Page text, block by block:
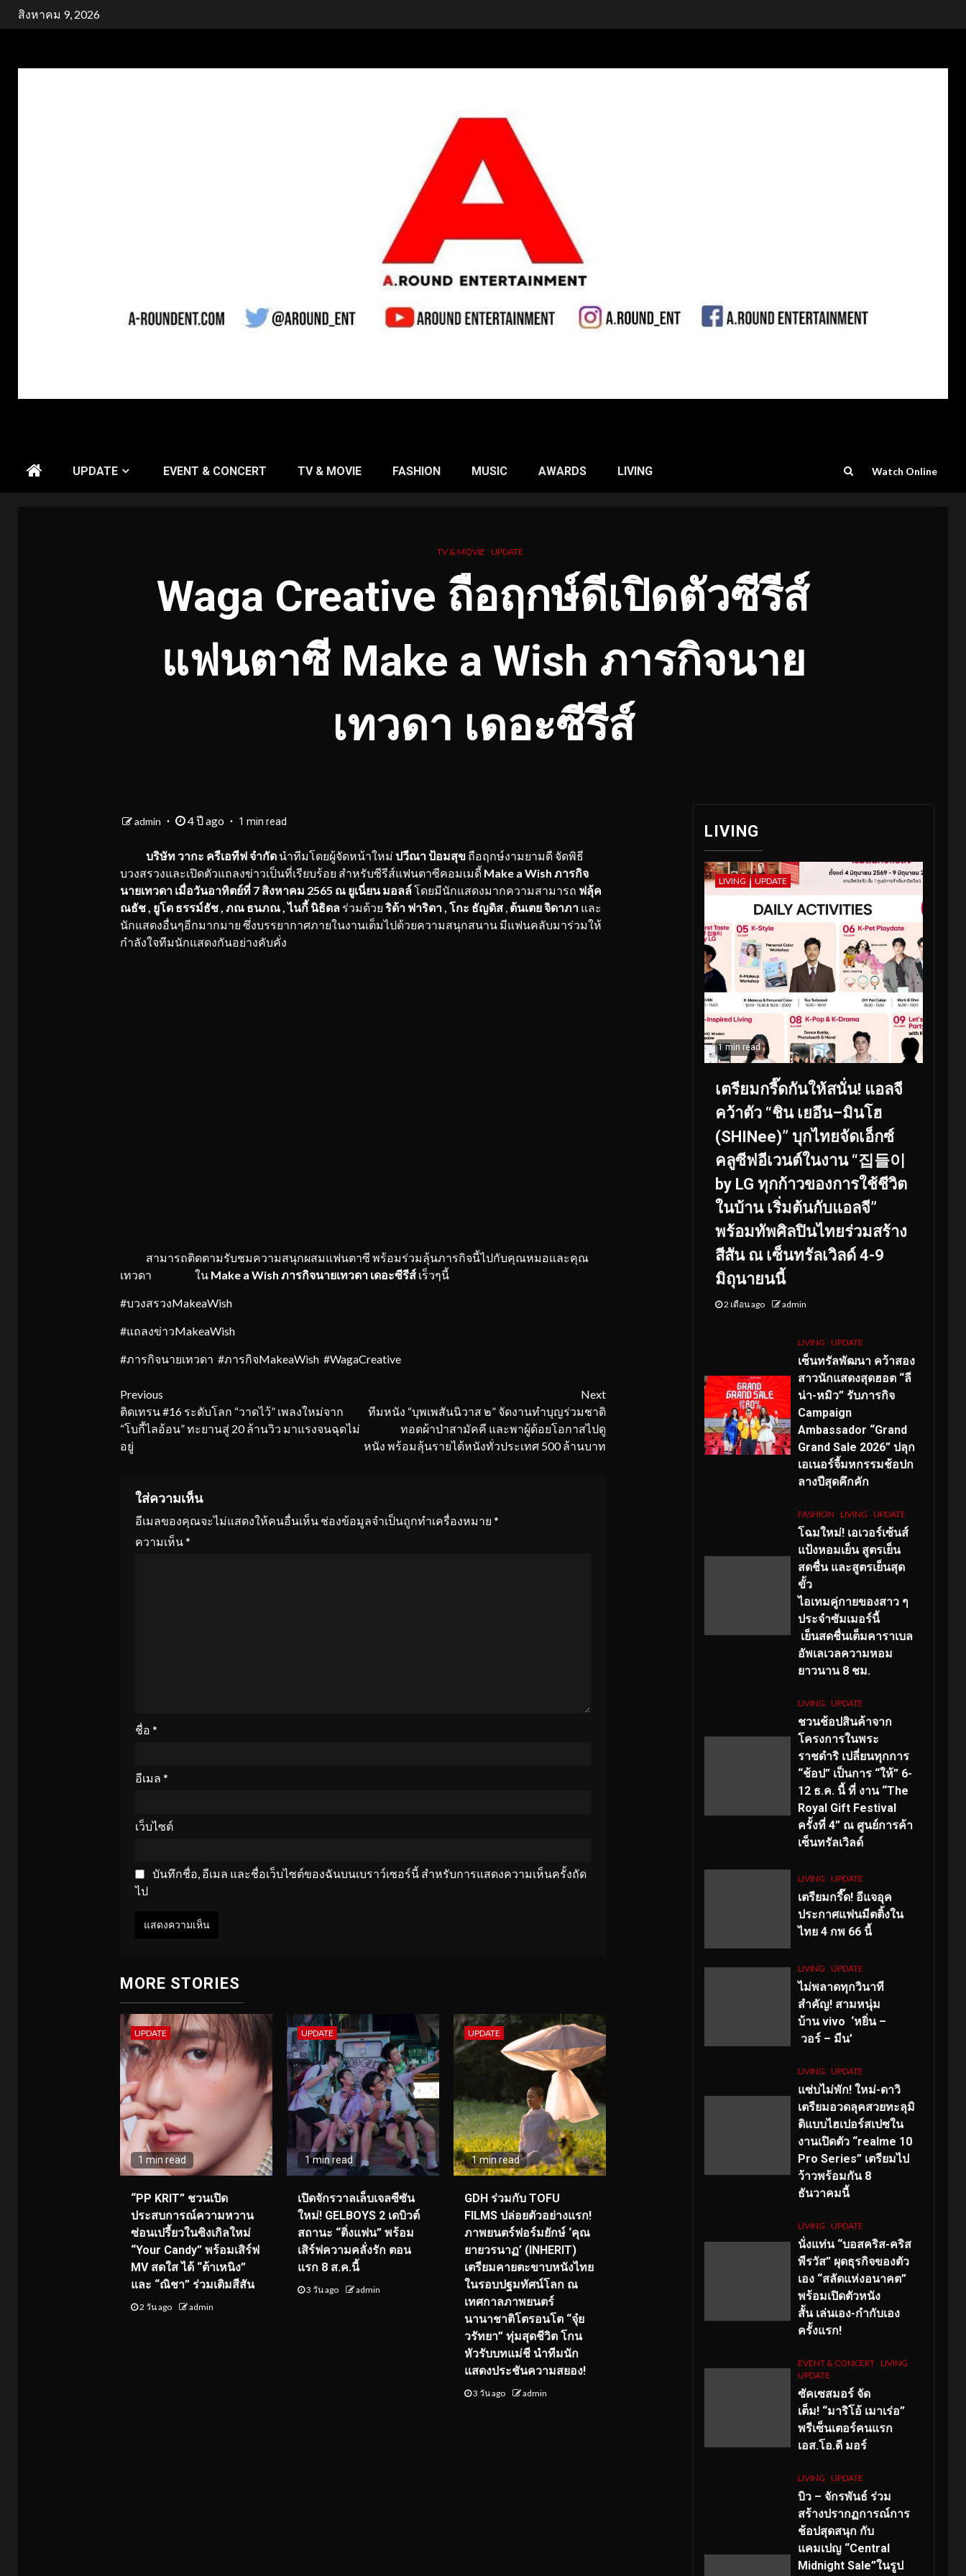
Skipสิงหาคม 9, 2026
UPDATE EVENT & CONCERT TV & MOVIE FASHION MUSIC AWARDS LIVING Watch Online
TV & MOVIE UPDATE
Waga Creative ถือฤกษ์ดีเปิดตัวซีรีส์
แฟนตาซี Make a Wish ภารกิจนาย
เทวดา เดอะซีรีส์
admin 4 ปี ago 1 min read
บริษัท วากะ ครีเอทีฟ จำกัดนำทีมโดยผู้จัดหน้าใหม่ ปวีณา ป้อมสุขถือฤกษ์งามยามดี จัดพิธี
บวงสรวงและเปิดตัวแถลงข่าวเป็นที่เรียบร้อย สำหรับซีรีส์แฟนตาซีคอมเมดี้ Make a Wish ภารกิจ
นายเทวดา เมื่อวันอาทิตย์ที่ 7 สิงหาคม 2565 ณ ยูเนี่ยน มอลล์โดยมีนักแสดงมากความสามารถ ฟลุ้ค
ณธัช , ยูโด ธรรม์ธัช , ภณ ธนภณ , ไนกี้ นิธิดลร่วมด้วย ริด้า ฟาริดา , โกะ ธัญดิส , ต้นเตย จิดาภาและ
นักแสดงอื่นๆอีกมากมาย ซึ่งบรรยากาศภายในงานเต็มไปด้วยความสนุกสนาน มีแฟนคลับมาร่วมให้
กำลังใจทีมนักแสดงกันอย่างคับคั่ง
สามารถติดตามรับชมความสนุกผสมแฟนตาซี พร้อมร่วมลุ้นภารกิจนี้ไปกับคุณหมอและคุณ
เทวดา ใน Make a Wish ภารกิจนายเทวดา เดอะซีรีส์เร็วๆนี้
#บวงสรวงMakeaWish
#แถลงข่าวMakeaWish
#ภารกิจนายเทวดา #ภารกิจMakeaWish #WagaCreative
Continue
Reading
Previous
ติดเทรน #16 ระดับโลก “วาดไว้” เพลงใหม่จาก
“โบกี้ไลอ้อน” ทะยานสู่ 20 ล้านวิว มาแรงจนฉุดไม่
อยู่
Next
ทีมหนัง “บุพเพสันนิวาส ๒” จัดงานทำบุญร่วมชาติ
ทอดผ้าป่าสามัคคี และพาผู้ด้อยโอกาสไปดู
หนัง พร้อมลุ้นรายได้หนังทั่วประเทศ 500 ล้านบาท
ใส่ความเห็น
อีเมลของคุณจะไม่แสดงให้คนอื่นเห็น ช่องข้อมูลจำเป็นถูกทำเครื่องหมาย *
ความเห็น*
ชื่อ *
อีเมล *
เว็บไซต์
บันทึกชื่อ, อีเมล และชื่อเว็บไซต์ของฉันบนเบราว์เซอร์นี้ สำหรับการแสดงความเห็นครั้งถัด
ไป
MORE STORIES
UPDATE
1 min read
“PP KRIT” ชวนเปิด
ประสบการณ์ความหวาน
ซ่อนเปรี้ยวในซิงเกิลใหม่
“Your Candy” พร้อมเสิร์ฟ
MV สดใส ได้ “ต้าเหนิง”
และ “ณิชา” ร่วมเติมสีสัน
2 วัน ago admin
UPDATE
1 min read
เปิดจักรวาลเล็บเจลซีซัน
ใหม่! GELBOYS 2 เดบิวต์
สถานะ “ติ่งแฟน” พร้อม
เสิร์ฟความคลั่งรัก ตอน
แรก 8 ส.ค.นี้
3 วัน ago admin
UPDATE
1 min read
GDH ร่วมกับ TOFU
FILMS ปล่อยตัวอย่างแรก!
ภาพยนตร์ฟอร์มยักษ์ ‘คุณ
ยายวรนาฏ’ (INHERIT)
เตรียมคายตะขาบหนังไทย
ในรอบปฐมทัศน์โลก ณ
เทศกาลภาพยนตร์
นานาชาติโตรอนโต “จุ๋ย
วรัทยา” ทุ่มสุดชีวิต โกน
หัวรับบทแม่ชี นำทีมนัก
แสดงประชันความสยอง!
3 วัน ago admin
LIVING
LIVING UPDATE
1 min read
เตรียมกรี๊ดกันให้สนั่น! แอลจี
คว้าตัว “ชิน เยอึน–มินโฮ
(SHINee)” บุกไทยจัดเอ็กซ์
คลูซีฟอีเวนต์ในงาน “집들이
by LG ทุกก้าวของการใช้ชีวิต
ในบ้าน เริ่มต้นกับแอลจี”
พร้อมทัพศิลปินไทยร่วมสร้าง
สีสัน ณ เซ็นทรัลเวิลด์ 4-9
มิถุนายนนี้
2 เดือน ago admin
LIVING UPDATE
เซ็นทรัลพัฒนา คว้าสอง
สาวนักแสดงสุดฮอต “ลี
น่า-หมิว” รับภารกิจ
Campaign
Ambassador “Grand
Grand Sale 2026” ปลุก
เอเนอร์จี้มหกรรมช้อปก
ลางปีสุดคึกคัก
FASHION LIVING UPDATE
โฉมใหม่! เอเวอร์เซ้นส์
แป้งหอมเย็น สูตรเย็น
สดชื่น และสูตรเย็นสุด
ขั้ว
ไอเทมคู่กายของสาว ๆ
ประจำซัมเมอร์นี้
เย็นสดชื่นเต็มคาราเบล
อัพเลเวลความหอม
ยาวนาน 8 ชม.
LIVING UPDATE
ชวนช้อปสินค้าจาก
โครงการในพระ
ราชดำริ เปลี่ยนทุกการ
“ช้อป” เป็นการ “ให้” 6-
12 ธ.ค. นี้ ที่ งาน “The
Royal Gift Festival
ครั้งที่ 4” ณ ศูนย์การค้า
เซ็นทรัลเวิลด์
LIVING UPDATE
เตรียมกรี๊ด! อีแจอุค
ประกาศแฟนมีตติ้งใน
ไทย 4 กพ 66 นี้
LIVING UPDATE
ไม่พลาดทุกวินาที
สำคัญ! สามหนุ่ม
บ้าน vivo ‘หยิ่น –
วอร์ – มีน’
LIVING UPDATE
แซ่บไม่พัก! ใหม่-ดาวิ
เตรียมอวดลุคสวยทะลุมิ
ติแบบไฮเปอร์สเปซใน
งานเปิดตัว “realme 10
Pro Series” เตรียมไป
ว้าวพร้อมกัน 8
ธันวาคมนี้
LIVING UPDATE
นั่งแท่น “บอสคริส-คริส
พีรวัส” ผุดธุรกิจของตัว
เอง “สลัดแห่งอนาคต”
พร้อมเปิดตัวหนัง
สั้น เล่นเอง-กำกับเอง
ครั้งแรก!
EVENT & CONCERT LIVING
UPDATE
ซัคเซสมอร์ จัด
เต็ม! “มาริโอ้ เมาเร่อ”
พรีเซ็นเตอร์คนแรก
เอส.โอ.ดี มอร์
LIVING UPDATE
บิว – จักรพันธ์ ร่วม
สร้างปรากฏการณ์การ
ช้อปสุดสนุก กับ
แคมเปญ “Central
Midnight Sale”ในรูป